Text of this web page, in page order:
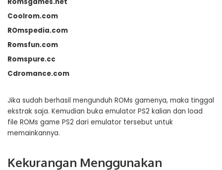
Coolrom.com
ROmspedia.com
Romsfun.com
Romspure.cc
Cdromance.com
Jika sudah berhasil mengunduh ROMs gamenya, maka tinggal
ekstrak saja. Kemudian buka emulator PS2 kalian dan load
file ROMs game PS2 dari emulator tersebut untuk
memainkannya.
Kekurangan Menggunakan